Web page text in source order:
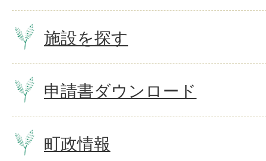
施設を探す
申請書ダウンロード
町政情報